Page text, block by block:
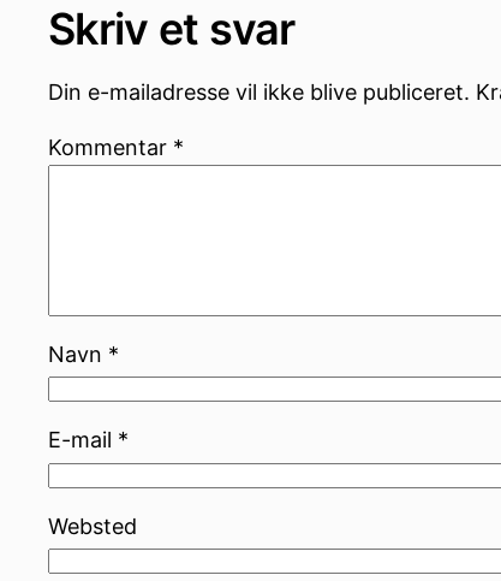
Skriv et svar
Din e-mailadresse vil ikke blive publiceret.
Kommentar *
Navn *
E-mail *
Websted